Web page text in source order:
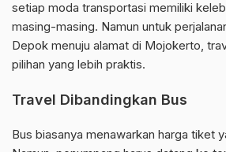
setiap moda transportasi memiliki
masing-masing. Namun untuk
Depok menuju alamat di Mojokerto,
pilihan yang lebih praktis.
Travel Dibandingkan Bus
Bus biasanya menawarkan harga tiket